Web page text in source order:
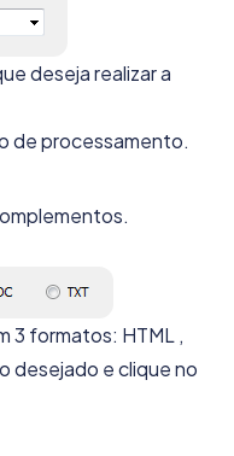
deseja realizar a
de processamento.
3 formatos: HTML ,
desejado e clique no